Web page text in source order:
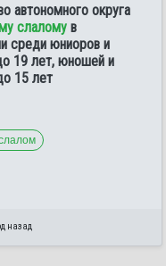
автономного округа
слалому в
среди юниоров и
19 лет, юношей и
15 лет
назад